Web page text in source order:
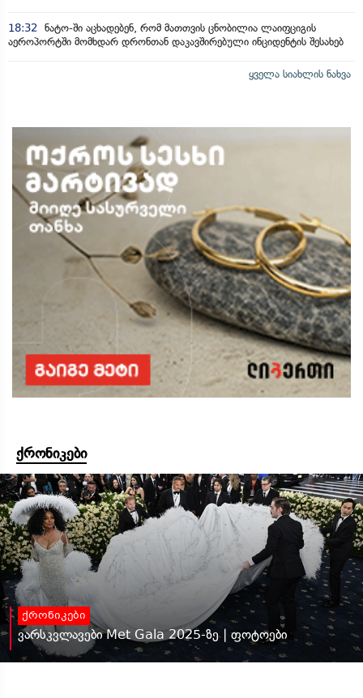
18:32
ნატო-ში აცხადებენ, რომ მათთვის ცნობილია ლაიფციგის
აეროპორტში მომხდარ დრონთან დაკავშირებული ინციდენტის შესახებ
ყველა სიახლის ნახვა
ქრონიკები
ქრონიკები
ვარსკვლავები Met Gala 2025-ზე | ფოტოები